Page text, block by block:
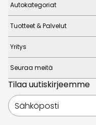
Autokategoriat
Tuotteet & Palvelut
Yritys
Seuraa meitä
Tilaa uutiskirjeemme